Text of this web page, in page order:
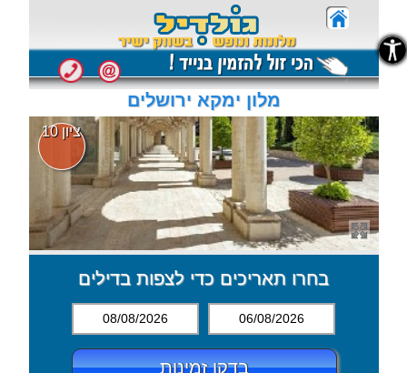
מלון ימקא ירושלים
ציון 10
בחרו תאריכים כדי לצפות בדילים
08/08/2026 06/08/2026
בדקו זמינות
נגישות
נגישות